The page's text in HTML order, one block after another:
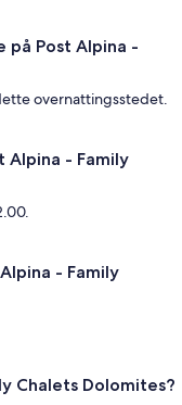
på Post Alpina -
overnattingsstedet.
Alpina - Family
- Family
Chalets Dolomites?